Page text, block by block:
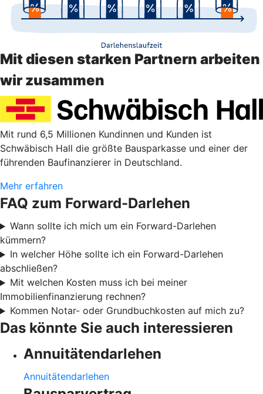
Mit diesen starken Partnern arbeiten
wir zusammen
Mit rund 6,5 Millionen Kundinnen und Kunden ist
Schwäbisch Hall die größte Bausparkasse und einer der
führenden Baufinanzierer in Deutschland.
Mehr erfahren
FAQ zum Forward-Darlehen
Wann sollte ich mich um ein Forward-Darlehen
kümmern?
In welcher Höhe sollte ich ein Forward-Darlehen
abschließen?
Mit welchen Kosten muss ich bei meiner
Immobilienfinanzierung rechnen?
Kommen Notar- oder Grundbuchkosten auf mich zu?
Das könnte Sie auch interessieren
Annuitätendarlehen
Annuitätendarlehen